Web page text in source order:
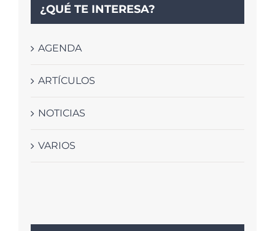
¿QUÉ TE INTERESA?
AGENDA
ARTÍCULOS
NOTICIAS
VARIOS